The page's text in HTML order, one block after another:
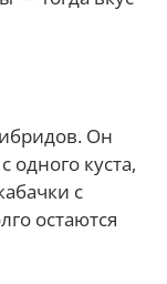
Он
одного куста,
с
остаются